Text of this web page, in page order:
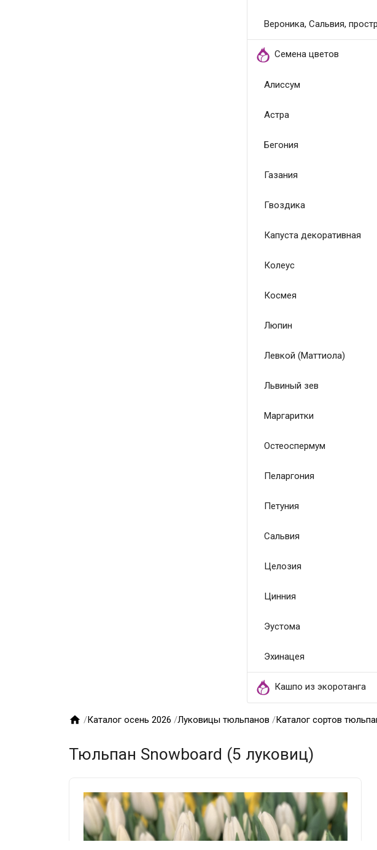
Вероника, Сальвия,
Семена цветов
Алиссум
Астра
Бегония
Газания
Гвоздика
Капуста декоративная
Колеус
Космея
Люпин
Левкой (Маттиола)
Львиный зев
Маргаритки
Остеоспермум
Пеларгония
Петуния
Сальвия
Целозия
Цинния
Эустома
Эхинацея
Кашпо из экоротанга
 /Каталог осень 2026 /Луковицы тюльпанов /Каталог сортов
Тюльпан Snowboard (5 луковиц)